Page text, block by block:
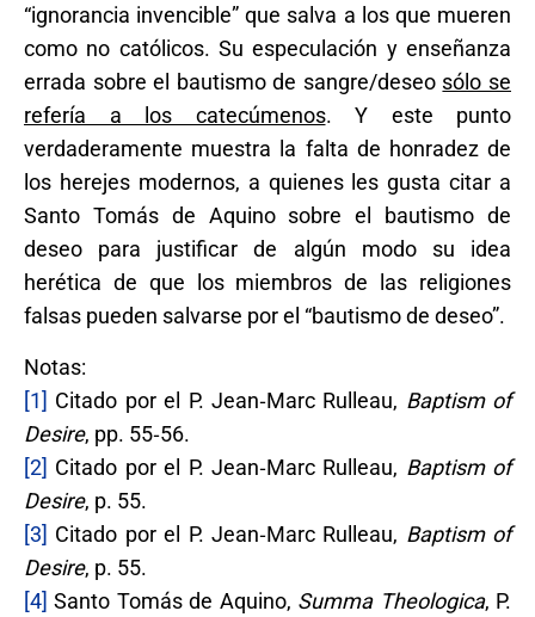
“ignorancia invencible” que salva a los que mueren
como no católicos. Su especulación y enseñanza
errada sobre el bautismo de sangre/deseo sólo se
refería a los catecúmenos. Y este punto
verdaderamente muestra la falta de honradez de
los herejes modernos, a quienes les gusta citar a
Santo Tomás de Aquino sobre el bautismo de
deseo para justificar de algún modo su idea
herética de que los miembros de las religiones
falsas pueden salvarse por el “bautismo de deseo”.
Notas:
[1] Citado por el P. Jean‐Marc Rulleau, Baptism of
Desire, pp. 55‐56.
[2] Citado por el P. Jean‐Marc Rulleau, Baptism of
Desire, p. 55.
[3] Citado por el P. Jean‐Marc Rulleau, Baptism of
Desire, p. 55.
[4] Santo Tomás de Aquino, Summa Theologica, P.